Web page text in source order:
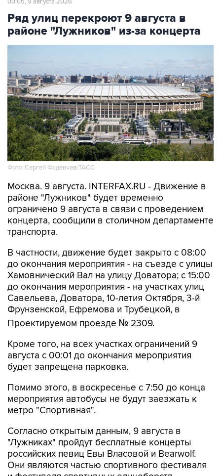
Ряд улиц перекроют 9 августа в
районе "Лужников" из-за концерта
Фото: Сергей Фадеичев/ТАСС
Москва. 9 августа. INTERFAX.RU - Движение в
районе "Лужников" будет временно
ограничено 9 августа в связи с проведением
концерта, сообщили в столичном департаменте
транспорта.
В частности, движение будет закрыто с 08:00
до окончания мероприятия - на съезде с улицы
Хамовнический Вал на улицу Доватора; с 15:00
до окончания мероприятия - на участках улиц
Савельева, Доватора, 10-летия Октября, 3-й
Фрунзенской, Ефремова и Трубецкой, в
Проектируемом проезде № 2309.
Кроме того, на всех участках ограничений 9
августа с 00:01 до окончания мероприятия
будет запрещена парковка.
Помимо этого, в воскресенье с 7:50 до конца
мероприятия автобусы не будут заезжать к
метро "Спортивная".
Согласно открытым данным, 9 августа в
"Лужниках" пройдут бесплатные концерты
российских певиц Евы Власовой и Bearwolf.
Они являются частью спортивного фестиваля